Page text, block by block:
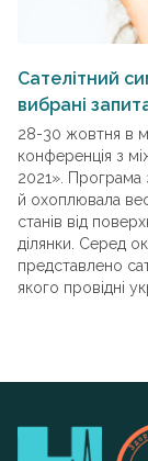
Сателітний
вибрані
28-30 жовтня в
конференція з
2021». Програма
й охоплювала
станів від
ділянки. Серед
представлено
якого провідні